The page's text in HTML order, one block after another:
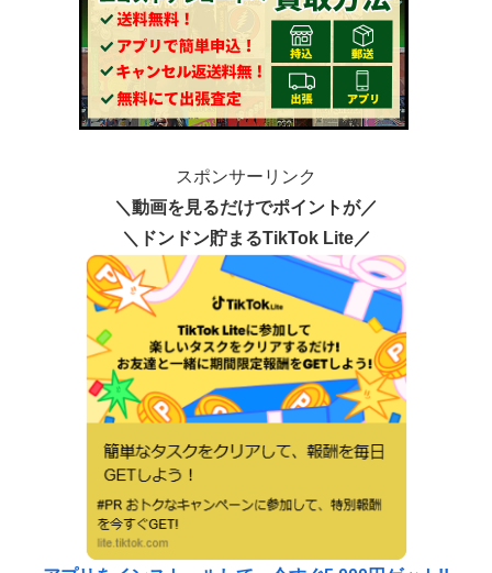
スポンサーリンク
＼動画を見るだけでポイントが／
＼ドンドン貯まるTikTok Lite／